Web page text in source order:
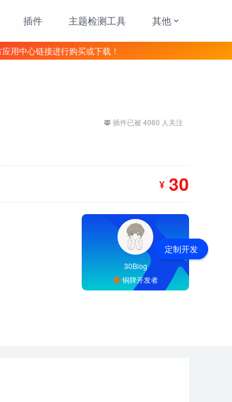
插件 主题检测工具 其他
用中心链接进行购买或下载！
插件已被 4060 人关注
¥ 30
30Blog
铜牌开发者
定制开发